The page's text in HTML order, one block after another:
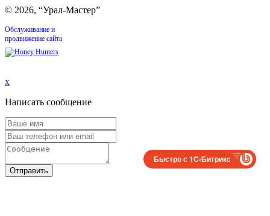
© 2026, “Урал-Мастер”
Обслуживание и
продвижение сайта
x
Написать сообщение
Отправить
Быстро с 1С-Битрикс